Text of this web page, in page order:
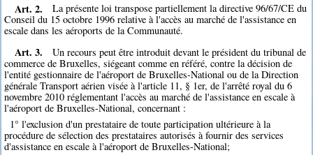
Art. 2.
La présente loi transpose partiellement la directive 96/67/CE du
Conseil du 15 octobre 1996 relative à l'accès au marché de l'assistance en
escale dans les aéroports de la Communauté.
Art. 3.
Un recours peut être introduit devant le président du tribunal de
commerce de Bruxelles, siégeant comme en référé, contre la décision de
l'entité gestionnaire de l'aéroport de Bruxelles-National ou de la Direction
générale Transport aérien visée à l'article 11, § 1er, de l'arrêté royal du 6
novembre 2010 réglementant l'accès au marché de l'assistance en escale à
l'aéroport de Bruxelles-National, concernant :
1° l'exclusion d'un prestataire de toute participation ultérieure à la
procédure de sélection des prestataires autorisés à fournir des services
d'assistance en escale à l'aéroport de Bruxelles-National;